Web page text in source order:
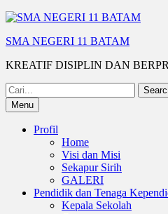
SMA NEGERI 11 BATAM
KREATIF DISIPLIN DAN
Search
for:Menu
Profil
Home
Visi dan Misi
Sekapur Sirih
GALERI
Pendidik dan Tenaga
Kepala Sekolah